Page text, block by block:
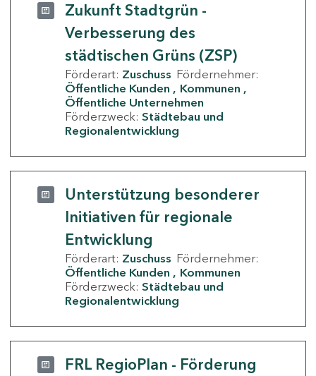
Zukunft Stadtgrün -
Verbesserung des
städtischen Grüns (ZSP)
Förderart: Zuschuss Fördernehmer:
Öffentliche Kunden
Kommunen
Öffentliche Unternehmen
Förderzweck: Städtebau und
Regionalentwicklung
Unterstützung besonderer
Initiativen für regionale
Entwicklung
Förderart: Zuschuss Fördernehmer:
Öffentliche Kunden
Kommunen
Förderzweck: Städtebau und
Regionalentwicklung
FRL RegioPlan - Förderung